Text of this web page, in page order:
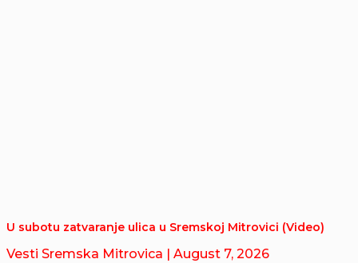
U subotu zatvaranje ulica u Sremskoj Mitrovici (Video)
Vesti Sremska Mitrovica | August 7, 2026